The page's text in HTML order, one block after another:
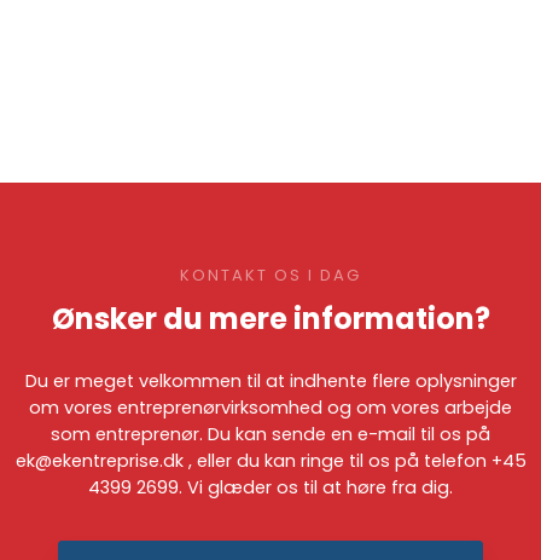
KONTAKT OS I DAG
Ønsker du mere information?
​Du er meget velkommen til at indhente flere oplysninger
om vores entreprenørvirksomhed og om vores arbejde
som entreprenør. Du kan sende en e-mail til os på
ek@ekentreprise.dk, eller du kan ringe til os på telefon +45
4399 2699. Vi glæder os til at høre fra dig.